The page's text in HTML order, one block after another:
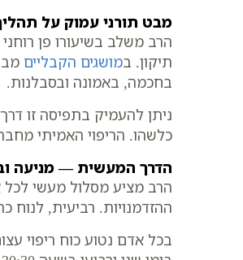
מבט תורני עמוק על
הרב משלב בשיעורו פן
תיקון. במושגים הקבליים
בחכמה, באמונה ובסבלנות.
ניתן להעמיק בתפיסה זו דרך
כלשהו. הריפוי האמיתי
הדרך המעשית — מניעה
הרב מציע מסלול מעשי לכל
ההזדמנויות. רביעית,
בכל אדם נטוע כוח ריפוי